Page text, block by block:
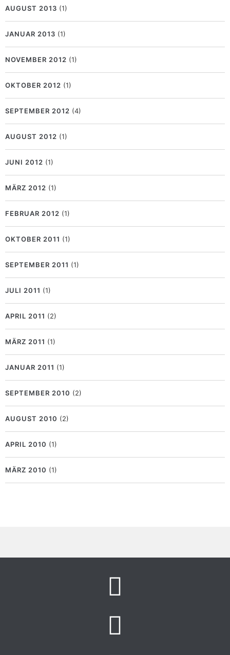
AUGUST 2013 (1)
JANUAR 2013 (1)
NOVEMBER 2012 (1)
OKTOBER 2012 (1)
SEPTEMBER 2012 (4)
AUGUST 2012 (1)
JUNI 2012 (1)
MÄRZ 2012 (1)
FEBRUAR 2012 (1)
OKTOBER 2011 (1)
SEPTEMBER 2011 (1)
JULI 2011 (1)
APRIL 2011 (2)
MÄRZ 2011 (1)
JANUAR 2011 (1)
SEPTEMBER 2010 (2)
AUGUST 2010 (2)
APRIL 2010 (1)
MÄRZ 2010 (1)